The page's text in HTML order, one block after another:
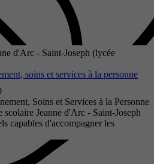
d'Arc - Saint-Joseph (lycée
soins et services à la personne
Soins et Services à la Personne
scolaire Jeanne d'Arc - Saint-Joseph
capables d'accompagner les